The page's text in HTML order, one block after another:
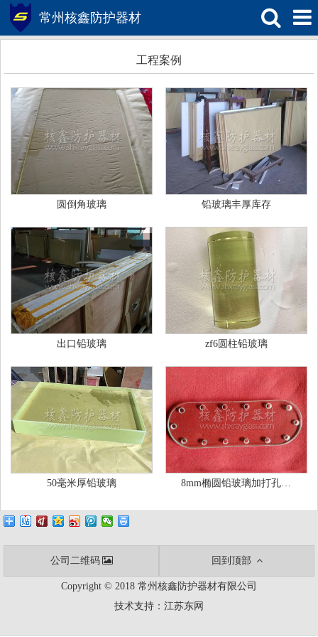
常州核鑫防护器材
工程案例
圆倒角玻璃 铅玻璃丰厚库存
出口铅玻璃 zf6圆柱铅玻璃
50毫米厚铅玻璃 8mm椭圆铅玻璃加打孔…
公司二维码 回到顶部
Copyright © 2018 常州核鑫防护器材有限公司
技术支持： 江苏东网